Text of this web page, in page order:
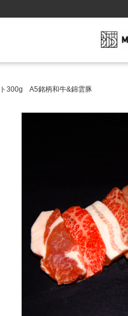
300g A5銘柄和牛&錦雲豚